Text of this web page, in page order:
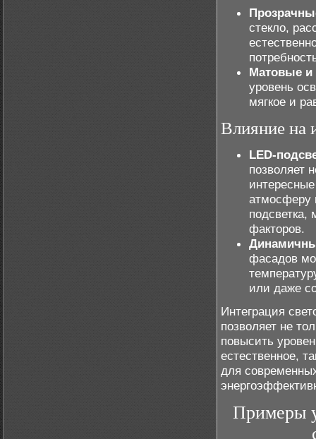
стекло,
Матовые и
уровень
мягкое и
Влияние на
LED-
позволяет
атмосферу
факторов.
фасадов
или даже
Интеграция
позволяет не
повысить
естественное,
для
Примеры